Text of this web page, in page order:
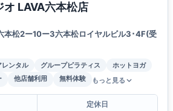
LAVA六本松店
本松2ー10ー3六本松ロイヤルビル3･4F(受
レンタル グループピラティス
ホットヨガ
他店舗利用 無料体験 もっと見る
定休日